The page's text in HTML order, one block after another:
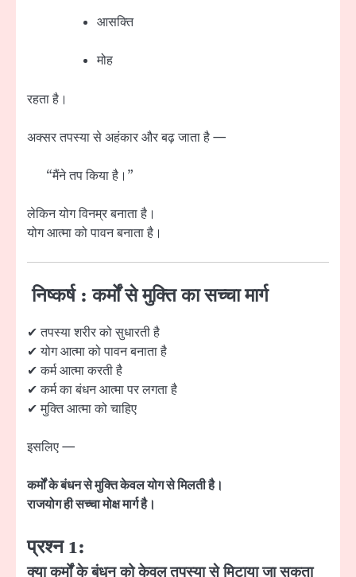
आसक्ति
मोह
रहता है।
अक्सर तपस्या से अहंकार और बढ़ जाता है —
“मैंने तप किया है।”
लेकिन योग विनम्र बनाता है।
योग आत्मा को पावन बनाता है।
निष्कर्ष : कर्मों से मुक्ति का सच्चा मार्ग
✔ तपस्या शरीर को सुधारती है
✔ योग आत्मा को पावन बनाता है
✔ कर्म आत्मा करती है
✔ कर्म का बंधन आत्मा पर लगता है
✔ मुक्ति आत्मा को चाहिए
इसलिए —
कर्मों के बंधन से मुक्ति केवल योग से मिलती है।
राजयोग ही सच्चा मोक्ष मार्ग है।
प्रश्न 1:
क्या कर्मों के बंधन को केवल तपस्या से मिटाया जा सकता